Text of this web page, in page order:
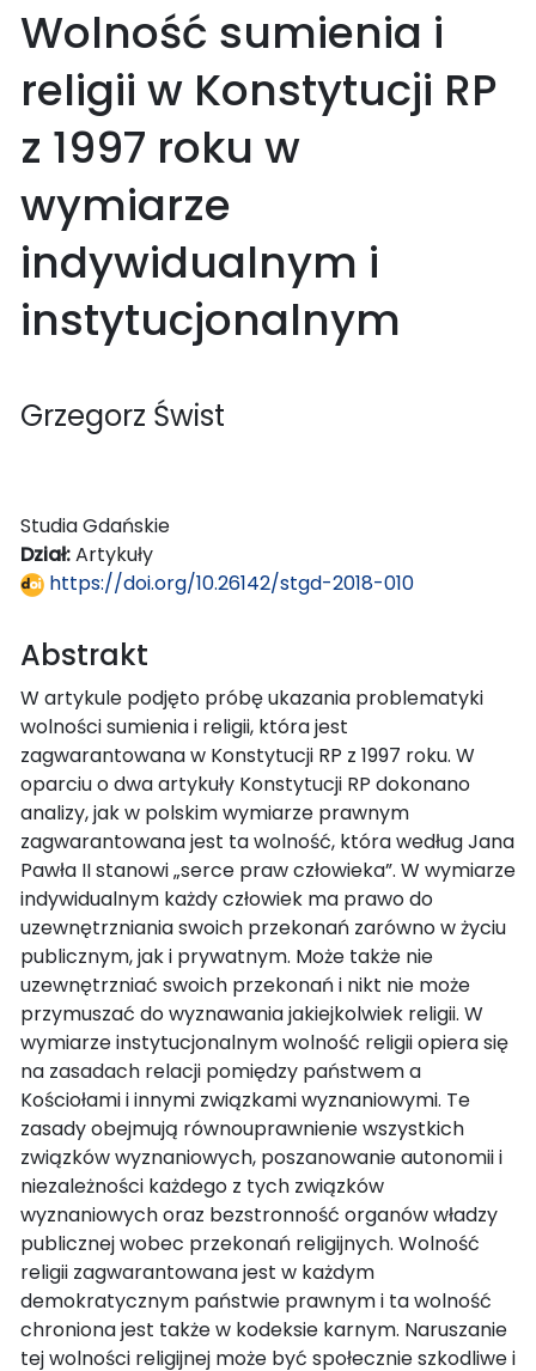
Wolność sumienia i
religii w Konstytucji RP
z 1997 roku w
wymiarze
indywidualnym i
instytucjonalnym
Grzegorz Świst
Studia Gdańskie
Dział:Artykuły
https://doi.org/10.26142/stgd-2018-010
Abstrakt
W artykule podjęto próbę ukazania problematyki
wolności sumienia i religii, która jest
zagwarantowana w Konstytucji RP z 1997 roku. W
oparciu o dwa artykuły Konstytucji RP dokonano
analizy, jak w polskim wymiarze prawnym
zagwarantowana jest ta wolność, która według Jana
Pawła II stanowi „serce praw człowieka”. W wymiarze
indywidualnym każdy człowiek ma prawo do
uzewnętrzniania swoich przekonań zarówno w życiu
publicznym, jak i prywatnym. Może także nie
uzewnętrzniać swoich przekonań i nikt nie może
przymuszać do wyznawania jakiejkolwiek religii. W
wymiarze instytucjonalnym wolność religii opiera się
na zasadach relacji pomiędzy państwem a
Kościołami i innymi związkami wyznaniowymi. Te
zasady obejmują równouprawnienie wszystkich
związków wyznaniowych, poszanowanie autonomii i
niezależności każdego z tych związków
wyznaniowych oraz bezstronność organów władzy
publicznej wobec przekonań religijnych. Wolność
religii zagwarantowana jest w każdym
demokratycznym państwie prawnym i ta wolność
chroniona jest także w kodeksie karnym. Naruszanie
tej wolności religijnej może być społecznie szkodliwe i